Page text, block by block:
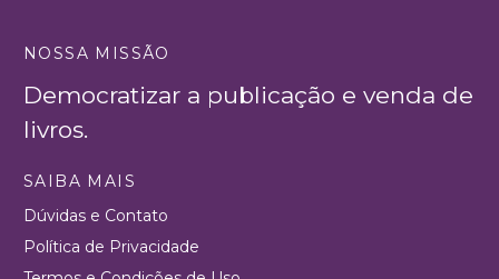
NOSSA MISSÃO
Democratizar a publicação e venda de
livros.
SAIBA MAIS
Dúvidas e Contato
Política de Privacidade